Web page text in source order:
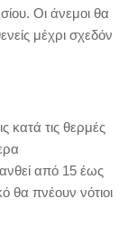
Οι άνεμοι θα
μέχρι σχεδόν
κατά τις θερμές
από 15 έως
θα πνέουν νότιοι